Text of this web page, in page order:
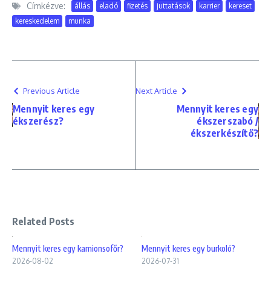
Címkézve: állás eladó fizetés juttatások karrier
kereset
kereskedelem
munka
Previous Article
Mennyit keres egy
ékszerész?
Next Article
Mennyit keres egy
ékszerszabó /
ékszerkészítő?
Related Posts
Mennyit keres egy kamionsofőr?
2026-08-02
Mennyit keres egy burkoló?
2026-07-31